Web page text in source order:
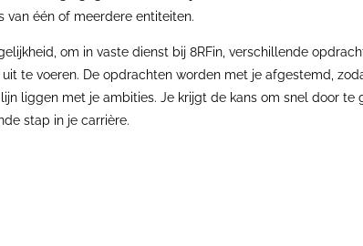
van één of meerdere entiteiten.
om in vaste dienst bij 8RFin, verschillende
te voeren. De opdrachten worden met je afgestemd,
liggen met je ambities. Je krijgt de kans om snel door te
stap in je carrière.